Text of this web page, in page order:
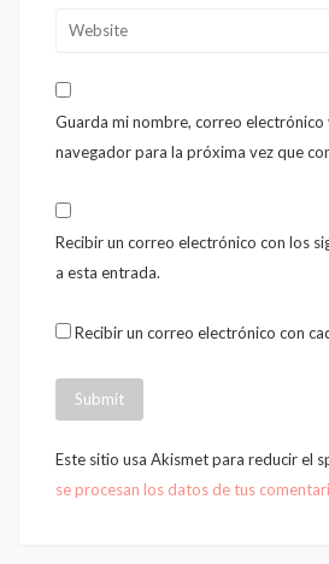
Guarda mi nombre, correo electrónico
navegador para la próxima vez que
Recibir un correo electrónico con los
a esta entrada.
Recibir un correo electrónico con
Este sitio usa Akismet para reducir el
se procesan los datos de tus